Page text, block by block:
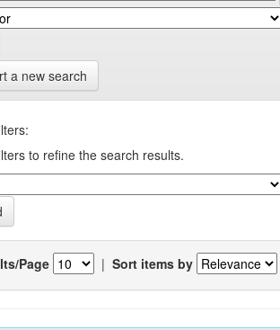
a new search
to refine the search results.
Page | Sort items by